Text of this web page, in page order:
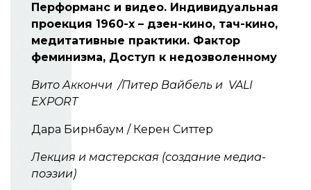
Перформанс и видео. Индивидуальная
проекция 1960-х – дзен-кино, тач-кино,
медитативные практики. Фактор
феминизма, Доступ к недозволенному
Вито Аккончи /Питер Вайбель и VALI
EXPORT
Дара Бирнбаум / Керен Ситтер
Лекция и мастерская (создание медиа-
поэзии)